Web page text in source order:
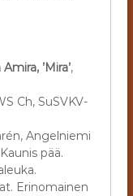
’Mira’,
Ch, SuSVKV-
Angelniemi
pää.
Erinomainen